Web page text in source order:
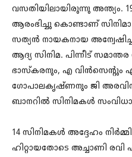
വസതിയിലായിരുന്നു അന്ത്യം.
ആരംഭിച്ചു കൊണ്ടാണ്
സത്യൻ നായകനായ
ആദ്യ സിനിമ. പിന്നീട്
ഭാസ്‌കരനും, എ വിൻസെന്റും
ഗോപാലകൃഷ്ണനും ജി
ബാനറിൽ സിനിമകൾ
14 സിനിമകൾ അദ്ദേഹം
ഹിറ്റായതോടെ അച്ചാണി രവി